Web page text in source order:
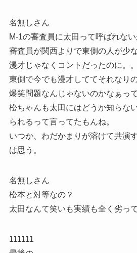
名無しさん
M-1の審査員に太田って呼ばれない
審査員が関西よりで東側の人が少
漫才じゃなくコントだったのに。。
東側で今でも漫才しててそれなり
爆笑問題なんじゃないのかなぁって
松ちゃんも太田にはどうか知らな
られるって言ってたもんね。
いつか、わだかまりが溶けて共演
は思う。
名無しさん
松本と対等なの？
太田なんて笑いも実績も全く劣っ
111111